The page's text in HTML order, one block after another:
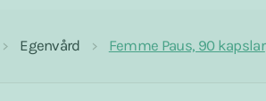
Egenvård Femme Paus, 90 kapslar